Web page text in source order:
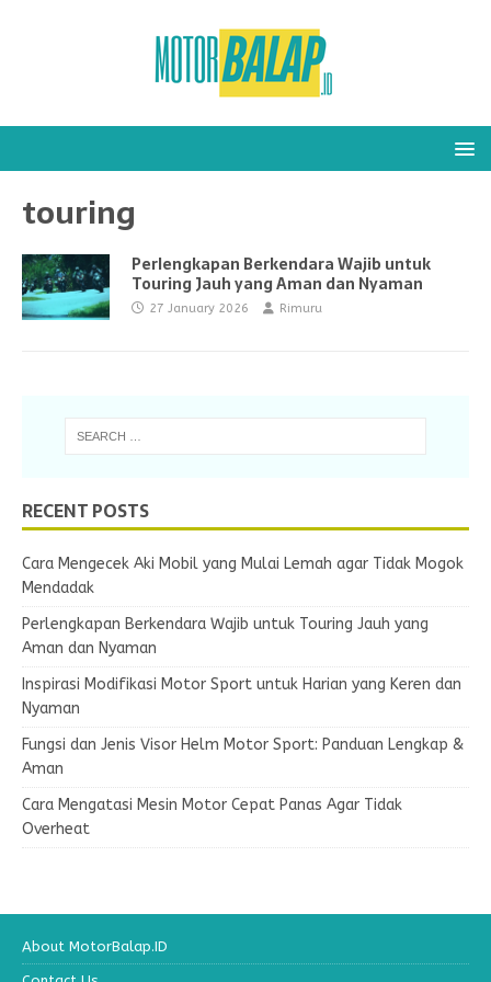
touring
Perlengkapan Berkendara Wajib untuk
Touring Jauh yang Aman dan Nyaman
27 January 2026 Rimuru
RECENT POSTS
Cara Mengecek Aki Mobil yang Mulai Lemah agar Tidak Mogok
Mendadak
Perlengkapan Berkendara Wajib untuk Touring Jauh yang
Aman dan Nyaman
Inspirasi Modifikasi Motor Sport untuk Harian yang Keren dan
Nyaman
Fungsi dan Jenis Visor Helm Motor Sport: Panduan Lengkap &
Aman
Cara Mengatasi Mesin Motor Cepat Panas Agar Tidak
Overheat
About MotorBalap.ID